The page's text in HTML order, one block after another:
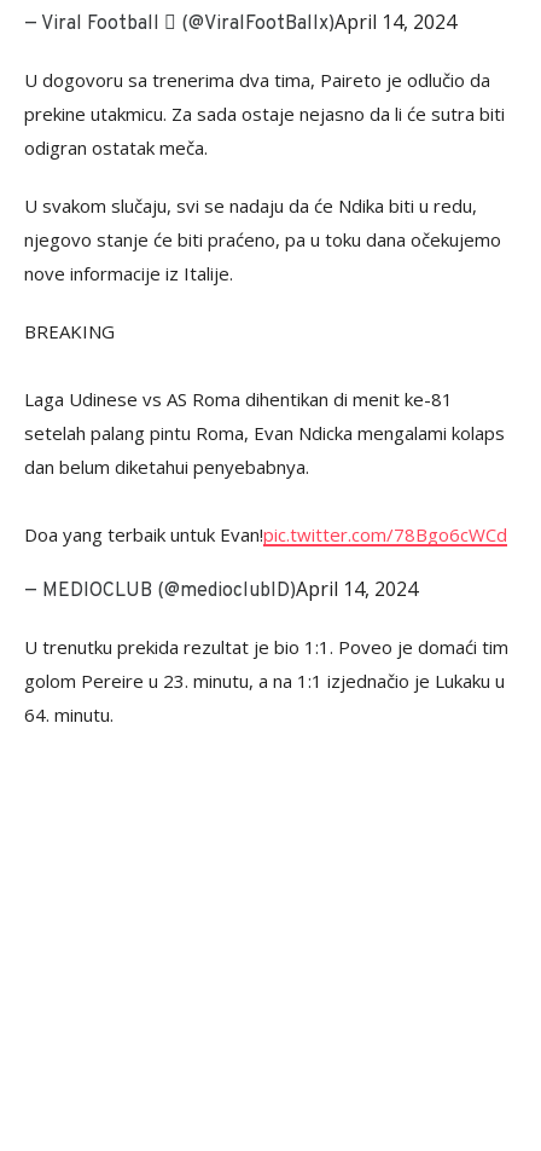
— Viral Football  (@ViralFootBallx)April 14, 2024
U dogovoru sa trenerima dva tima, Paireto je odlučio da
prekine utakmicu. Za sada ostaje nejasno da li će sutra biti
odigran ostatak meča.
U svakom slučaju, svi se nadaju da će Ndika biti u redu,
njegovo stanje će biti praćeno, pa u toku dana očekujemo
nove informacije iz Italije.
BREAKING
Laga Udinese vs AS Roma dihentikan di menit ke-81
setelah palang pintu Roma, Evan Ndicka mengalami kolaps
dan belum diketahui penyebabnya.
Doa yang terbaik untuk Evan!pic.twitter.com/78Bgo6cWCd
— MEDIOCLUB (@medioclubID)April 14, 2024
U trenutku prekida rezultat je bio 1:1. Poveo je domaći tim
golom Pereire u 23. minutu, a na 1:1 izjednačio je Lukaku u
64. minutu.